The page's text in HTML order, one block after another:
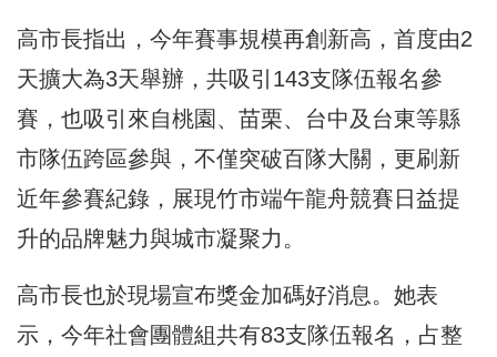
高市長指出，今年賽事規模再創新高，首度由2
天擴大為3天舉辦，共吸引143支隊伍報名參
賽，也吸引來自桃園、苗栗、台中及台東等縣
市隊伍跨區參與，不僅突破百隊大關，更刷新
近年參賽紀錄，展現竹市端午龍舟競賽日益提
升的品牌魅力與城市凝聚力。
高市長也於現場宣布獎金加碼好消息。她表
示，今年社會團體組共有83支隊伍報名，占整